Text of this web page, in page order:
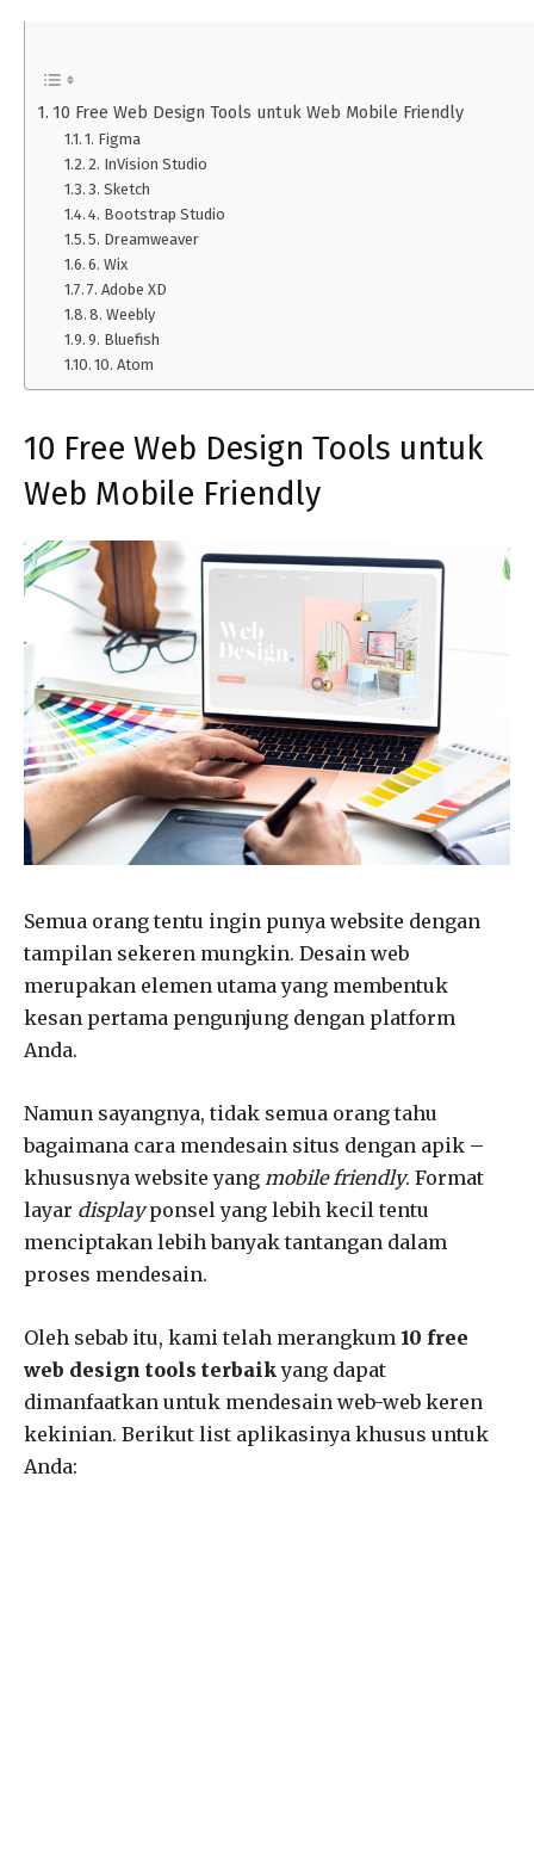
10 Free Web Design Tools untuk Web Mobile Friendly
1. Figma
2. InVision Studio
3. Sketch
4. Bootstrap Studio
5. Dreamweaver
6. Wix
7. Adobe XD
8. Weebly
9. Bluefish
10. Atom
10 Free Web Design Tools untuk
Web Mobile Friendly
Semua orang tentu ingin punya website dengan
tampilan sekeren mungkin. Desain web
merupakan elemen utama yang membentuk
kesan pertama pengunjung dengan platform
Anda.
Namun sayangnya, tidak semua orang tahu
bagaimana cara mendesain situs dengan apik –
khususnya website yang mobile friendly. Format
layar displayponsel yang lebih kecil tentu
menciptakan lebih banyak tantangan dalam
proses mendesain.
Oleh sebab itu, kami telah merangkum 10 free
web design tools terbaikyang dapat
dimanfaatkan untuk mendesain web-web keren
kekinian. Berikut list aplikasinya khusus untuk
Anda: